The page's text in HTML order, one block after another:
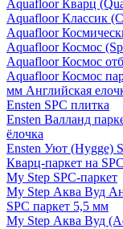
Aquafloor Кварц
Aquafloor Классик
Aquafloor
Aquafloor Космос
Aquafloor Космос
Aquafloor Космос
мм Английская
Ensten SPC плитка
Ensten Валланд
ёлочка
Ensten Уют (Hygge)
Кварц-паркет на
My Step SPC-паркет
My Step Аква Вуд
SPC паркет 5,5 мм
My Step Аква Вуд